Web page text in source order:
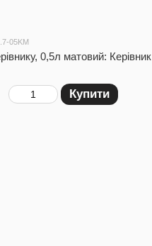
05KM
0,5л матовий: Керівник
Купити